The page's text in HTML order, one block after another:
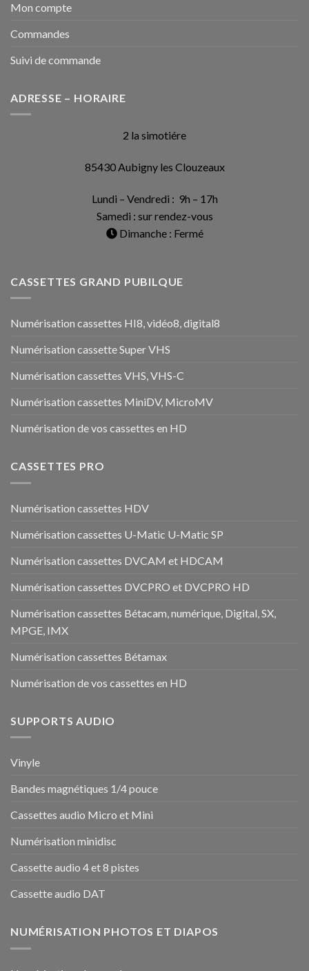
Mon compte
Commandes
Suivi de commande
ADRESSE – HORAIRE
2 la simotiére
85430 Aubigny les Clouzeaux
Lundi – Vendredi : 9h – 17h
Samedi : sur rendez-vous
Dimanche : Fermé
CASSETTES GRAND PUBILQUE
Numérisation cassettes HI8, vidéo8, digital8
Numérisation cassette Super VHS
Numérisation cassettes VHS, VHS-C
Numérisation cassettes MiniDV, MicroMV
Numérisation de vos cassettes en HD
CASSETTES PRO
Numérisation cassettes HDV
Numérisation cassettes U-Matic U-Matic SP
Numérisation cassettes DVCAM et HDCAM
Numérisation cassettes DVCPRO et DVCPRO HD
Numérisation cassettes Bétacam, numérique, Digital, SX,
MPGE, IMX
Numérisation cassettes Bétamax
Numérisation de vos cassettes en HD
SUPPORTS AUDIO
Vinyle
Bandes magnétiques 1/4 pouce
Cassettes audio Micro et Mini
Numérisation minidisc
Cassette audio 4 et 8 pistes
Cassette audio DAT
NUMÉRISATION PHOTOS ET DIAPOS